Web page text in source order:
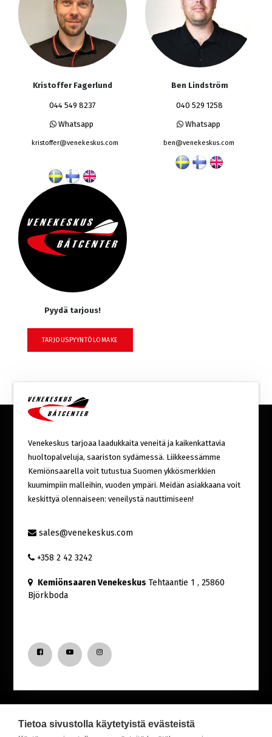
Kristoffer Fagerlund
044 549 8237
Whatsapp
kristoffer@venekeskus.com
Ben Lindström
040 529 1258
Whatsapp
ben@venekeskus.com
Pyydä tarjous!
TARJOUSPYYNTÖLOMAKE
Venekeskus tarjoaa laadukkaita veneitä ja kaikenkattavia
huoltopalveluja, saariston sydämessä. Liikkeessämme
Kemiönsaarella voit tutustua Suomen ykkösmerkkien
kuumimpiin malleihin, vuoden ympäri. Meidän asiakkaana voit
keskittyä olennaiseen: veneilystä nauttimiseen!
sales@venekeskus.com
+358 2 42 3242
Kemiönsaaren Venekeskus Tehtaantie 1 , 25860
Björkboda
Haluatko saada uutisia Venekeskuksesta?
Tietoa sivustolla käytetyistä evästeistä